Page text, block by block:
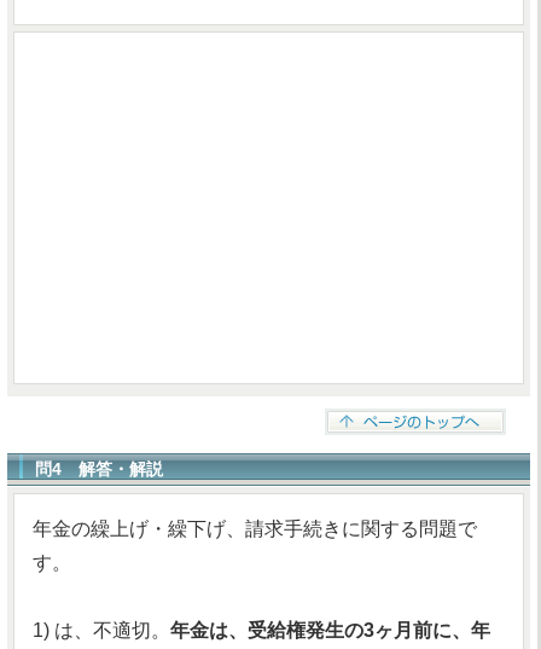
問4 解答・解説
年金の繰上げ・繰下げ、請求手続きに関する問題で
す。
1) は、不適切。 年金は、受給権発生の3ヶ月前に、年